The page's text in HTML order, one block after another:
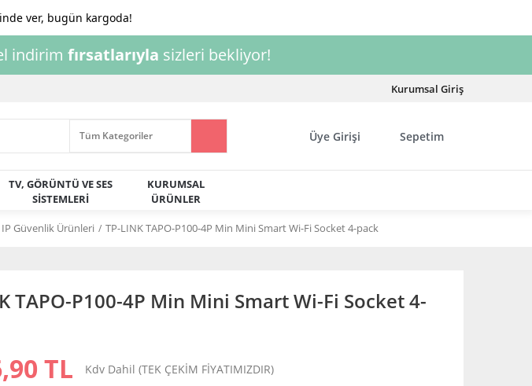
indirim fırsatlarıyla sizleri bekliyor!
Kurumsal Giriş
Üye Girişi Sepetim
TV, GÖRÜNTÜ VE SES
SİSTEMLERİ
KURUMSAL
ÜRÜNLER
IP Güvenlik Ürünleri TP-LINK TAPO-P100-4P Min Mini Smart Wi-Fi Socket 4-pack
TAPO-P100-4P Min Mini Smart Wi-Fi Socket 4-
TL Kdv Dahil (TEK ÇEKİM FİYATIMIZDIR)